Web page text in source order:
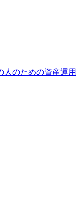
人のための資産運用